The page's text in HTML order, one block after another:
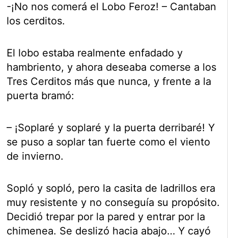
-¡No nos comerá el Lobo Feroz! – Cantaban
los cerditos.
El lobo estaba realmente enfadado y
hambriento, y ahora deseaba comerse a los
Tres Cerditos más que nunca, y frente a la
puerta bramó:
– ¡Soplaré y soplaré y la puerta derribaré! Y
se puso a soplar tan fuerte como el viento
de invierno.
Sopló y sopló, pero la casita de ladrillos era
muy resistente y no conseguía su propósito.
Decidió trepar por la pared y entrar por la
chimenea. Se deslizó hacia abajo… Y cayó